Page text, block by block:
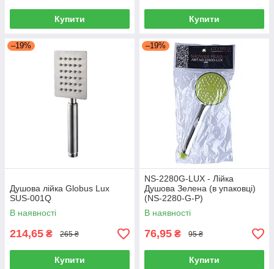
Купити Купити
–19%
Душова лійка Globus Lux
SUS-001Q
В наявності
214,65 ₴ 265 ₴
Купити
–19%
NS-2280G-LUX - Лійка
Душова Зелена (в упаковці)
(NS-2280-G-P)
В наявності
76,95 ₴ 95 ₴
Купити